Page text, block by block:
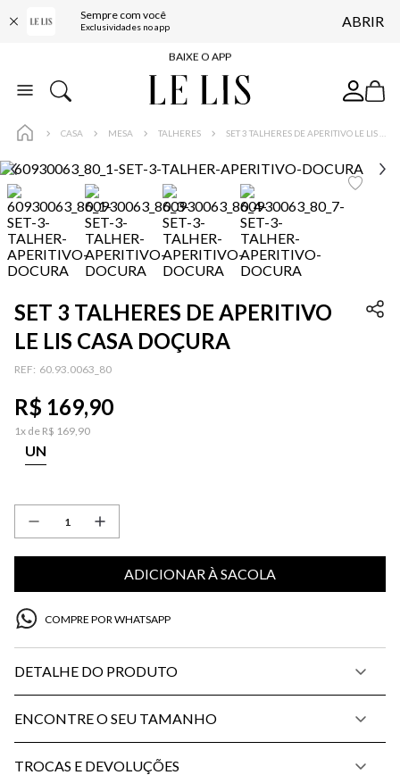
Sempre com você
Exclusividades no app ABRIR
FRETE GRÁTIS*
BAIXE O APP
10% OFF NA PRIMEIRA COMPRA*
FRETE GRÁTIS*
BAIXE O APP
10% OFF NA PRIMEIRA COMPRA*
CASA MESA TALHERES
SET 3 TALHERES DE APERITIVO
LE LIS CASA DOÇURA
: 60.93.0063_80
R$ 169,90
1x de R$ 169,90
UN
ADICIONAR À SACOLA
COMPRE POR WHATSAPP
DETALHE DO PRODUTO
ENCONTRE O SEU TAMANHO
TROCAS E DEVOLUÇÕES